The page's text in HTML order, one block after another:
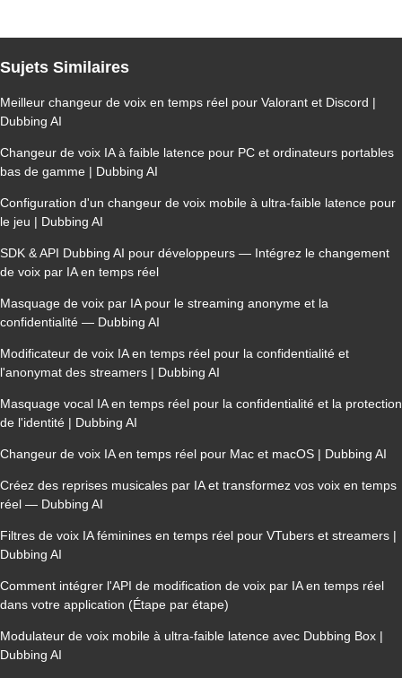
Sujets Similaires
Meilleur changeur de voix en temps réel pour Valorant et Discord |
Dubbing AI
Changeur de voix IA à faible latence pour PC et ordinateurs portables
bas de gamme | Dubbing AI
Configuration d'un changeur de voix mobile à ultra-faible latence pour
le jeu | Dubbing AI
SDK & API Dubbing AI pour développeurs — Intégrez le changement
de voix par IA en temps réel
Masquage de voix par IA pour le streaming anonyme et la
confidentialité — Dubbing AI
Modificateur de voix IA en temps réel pour la confidentialité et
l'anonymat des streamers | Dubbing AI
Masquage vocal IA en temps réel pour la confidentialité et la protection
de l'identité | Dubbing AI
Changeur de voix IA en temps réel pour Mac et macOS | Dubbing AI
Créez des reprises musicales par IA et transformez vos voix en temps
réel — Dubbing AI
Filtres de voix IA féminines en temps réel pour VTubers et streamers |
Dubbing AI
Comment intégrer l'API de modification de voix par IA en temps réel
dans votre application (Étape par étape)
Modulateur de voix mobile à ultra-faible latence avec Dubbing Box |
Dubbing AI